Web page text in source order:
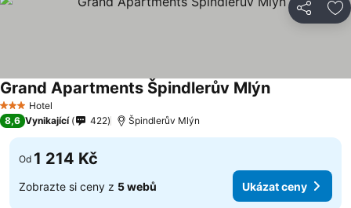
Sdílet
3 Počet hvězdiček
Hotel
Grand Apartments Špindlerův Mlýn
8,6 Vynikající 422 Špindlerův Mlýn
Od 1 214 Kč
Zobrazte si ceny z 5 webů Ukázat ceny